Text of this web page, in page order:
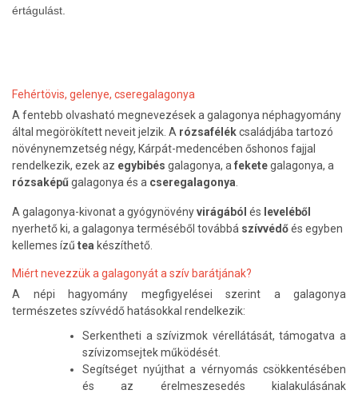
értágulást.
Fehértövis, gelenye, cseregalagonya
A fentebb olvasható megnevezések a galagonya néphagyomány
által megörökített neveit jelzik. A rózsafélékcsaládjába tartozó
növénynemzetség négy, Kárpát-medencében őshonos fajjal
rendelkezik, ezek az egybibés galagonya, a feketegalagonya, a
rózsaképűgalagonya és a cseregalagonya
A galagonya-kivonat a gyógynövényvirágából és leveléből
nyerhető ki, a galagonya terméséből továbbá szívvédőés egyben
kellemes ízű tea készíthető.
Miért nevezzük a galagonyát a szív barátjának?
A népi hagyomány megfigyelései szerint a galagonya
természetes szívvédő hatásokkal rendelkezik:
Serkentheti a szívizmok vérellátását, támogatva a
szívizomsejtek működését.
Segítséget nyújthat a vérnyomás csökkentésében
és az érelmeszesedés kialakulásának